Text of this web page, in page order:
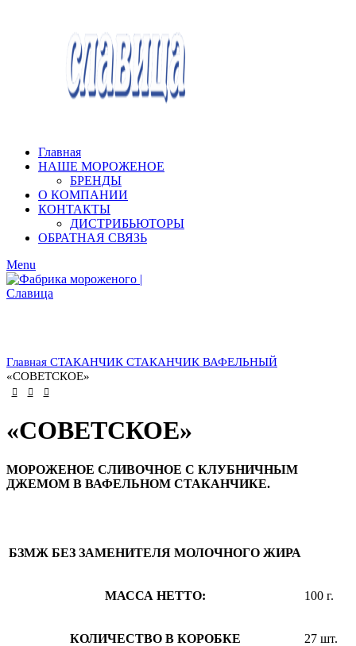
Главная
НАШЕ МОРОЖЕНОЕ
БРЕНДЫ
О КОМПАНИИ
КОНТАКТЫ
ДИСТРИБЬЮТОРЫ
ОБРАТНАЯ СВЯЗЬ
Menu
Главная СТАКАНЧИК СТАКАНЧИК ВАФЕЛЬНЫЙ
«СОВЕТСКОЕ»
«СОВЕТСКОЕ»
МОРОЖЕНОЕ СЛИВОЧНОЕ С КЛУБНИЧНЫМ
ДЖЕМОМ В ВАФЕЛЬНОМ СТАКАНЧИКЕ.
БЗМЖ БЕЗ ЗАМЕНИТЕЛЯ МОЛОЧНОГО ЖИРА
МАССА НЕТТО: 100 г.
КОЛИЧЕСТВО В КОРОБКЕ 27 шт.